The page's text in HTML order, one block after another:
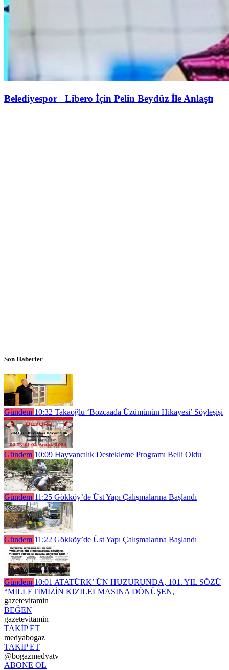
Belediyespor Libero İçin Pelin Beydüz İle Anlaştı
Son Haberler
Gündem 10:32 Takaoğlu ‘Bozcaada Üzümünün Hikayesi’ Söyleşişi
Gündem 10:09 Hayvancılık Destekleme Programı Belli Oldu
Gündem 11:25 Gökköy’de Üst Yapı Çalışmalarına Başlandı
Gündem 11:22 Gökköy’de Üst Yapı Çalışmalarına Başlandı
Gündem 10:01 ATATÜRK’ ÜN HUZURUNDA, 101. YIL SÖZÜ
“MİLLETİMİZİN KIZILELMASINA DÖNÜŞEN,
gazetevitamin
BEĞEN
gazetevitamin
TAKİP ET
medyabogaz
TAKİP ET
@bogazmedyatv
ABONE OL